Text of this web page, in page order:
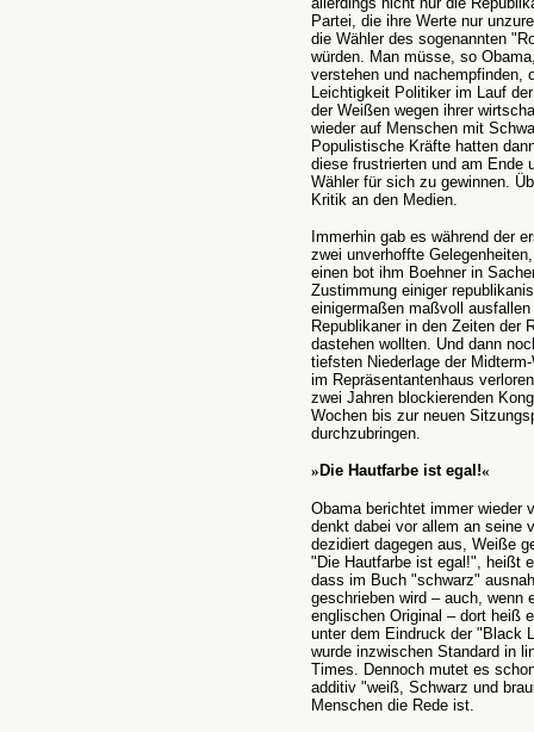
Partei, die ihre Werte nur
die Wähler des sogenannten
würden. Man müsse, so
verstehen und nachempfinden,
Leichtigkeit Politiker im Lauf
der Weißen wegen ihrer
wieder auf Menschen mit
Populistische Kräfte hatten
diese frustrierten und am Ende
Wähler für sich zu gewinnen.
Kritik an den Medien.
Immerhin gab es während der
zwei unverhoffte
einen bot ihm Boehner in
Zustimmung einiger
einigermaßen maßvoll
Republikaner in den Zeiten der
dastehen wollten. Und dann
tiefsten Niederlage der
im Repräsentantenhaus
zwei Jahren blockierenden
Wochen bis zur neuen
durchzubringen.
» Die Hautfarbe ist egal!«
Obama berichtet immer wieder
denkt dabei vor allem an seine
dezidiert dagegen aus, Weiße
"Die Hautfarbe ist egal!", heißt
dass im Buch "schwarz"
geschrieben wird – auch, wenn
englischen Original – dort heiß
unter dem Eindruck der "Black
wurde inzwischen Standard in
Times. Dennoch mutet es
additiv "weiß, Schwarz und
Menschen die Rede ist.